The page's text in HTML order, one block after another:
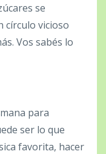
se
círculo vicioso
Vos sabés lo
para
ser lo que
favorita, hacer